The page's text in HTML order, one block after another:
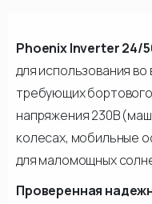
Phoenix Inverter 24/
для использования во
требующих
напряжения 230В
колесах, мобильные
для маломощных
Проверенная